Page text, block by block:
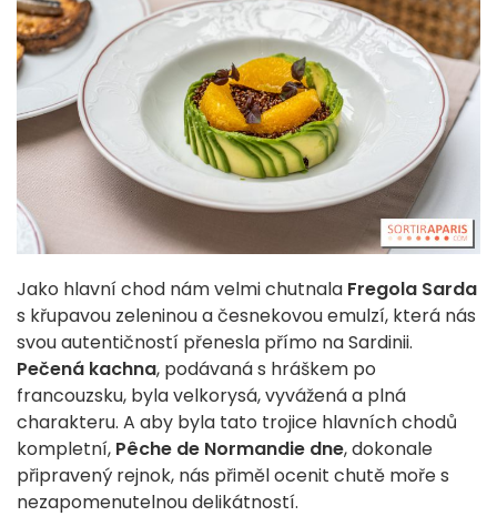
Jako hlavní chod nám velmi chutnala Fregola Sarda
s křupavou zeleninou a česnekovou emulzí, která nás
svou autentičností přenesla přímo na Sardinii.
Pečená kachna, podávaná s hráškem po
francouzsku, byla velkorysá, vyvážená a plná
charakteru. A aby byla tato trojice hlavních chodů
kompletní, Pêche de Normandie dne, dokonale
připravený rejnok, nás přiměl ocenit chutě moře s
nezapomenutelnou delikátností.